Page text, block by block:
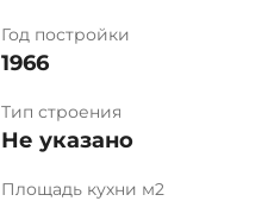
Год постройки
1966
Тип строения
Не указано
Площадь кухни м2